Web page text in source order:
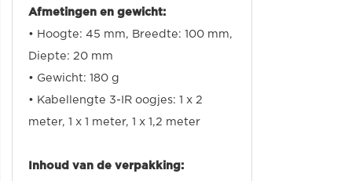
Afmetingen en gewicht:
• Hoogte: 45 mm, Breedte: 100 mm,
Diepte: 20 mm
• Gewicht: 180 g
• Kabellengte 3-IR oogjes: 1 x 2
meter, 1 x 1 meter, 1 x 1,2 meter
Inhoud van de verpakking: